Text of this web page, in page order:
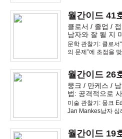
월간이드 41
클로서 / 졸업 /
남자와 잘 될 지
문학 관찰기: 클로서
의 문제”에 초점을
이 영화에 대해 오해
월간이드 26
뭉크 / 만케스 /
법: 공격적으로
미술 관찰기: 뭉크
Jan Mankes남자 심
월간이드 19